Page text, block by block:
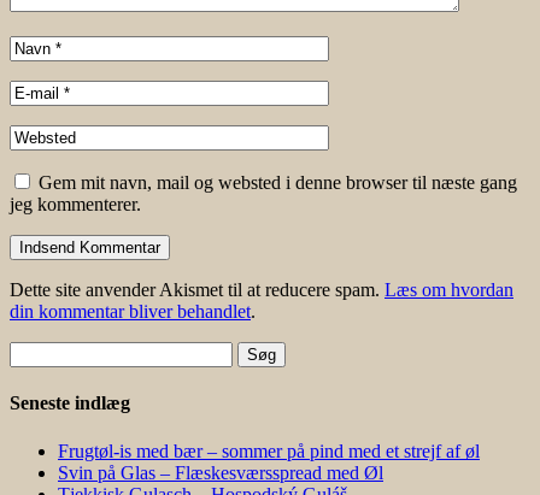
Gem mit navn, mail og websted i denne browser til næste gang
jeg kommenterer.
Dette site anvender Akismet til at reducere spam. Læs om hvordan
din kommentar bliver behandlet.
efter:
Seneste indlæg
Frugtøl-is med bær – sommer på pind med et strejf af øl
Svin på Glas – Flæskesværsspread med Øl